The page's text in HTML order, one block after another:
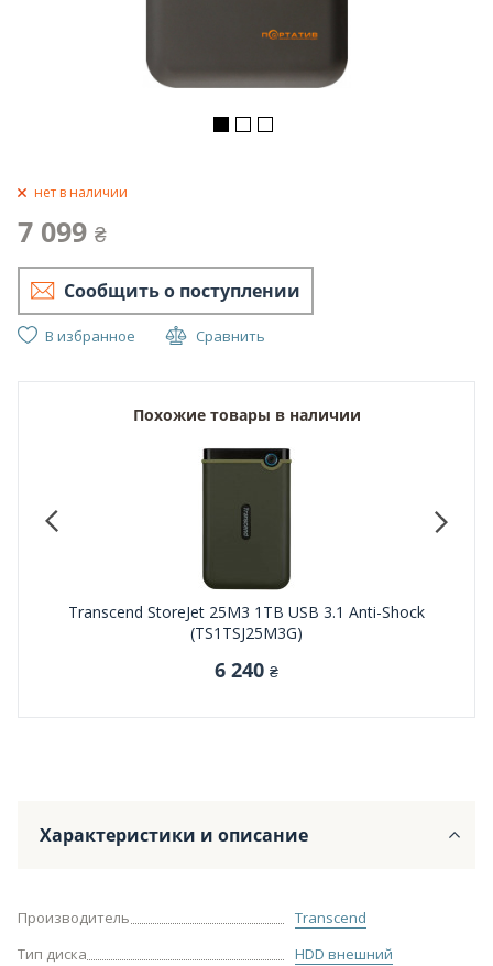
нет в наличии
7 099 ₴
Сообщить о поступлении
В избранное Сравнить
Похожие товары в наличии
Transcend StoreJet 25M3 1TB USB 3.1 Anti-Shock
(TS1TSJ25M3G)
6 240 ₴
Характеристики и описание
Производитель
Transcend
Тип диска
HDD внешний